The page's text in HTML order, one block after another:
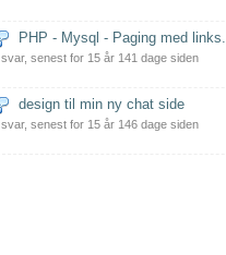
PHP - Mysql - Paging med links.
svar, senest for 15 år 141 dage siden
design til min ny chat side
svar, senest for 15 år 146 dage siden